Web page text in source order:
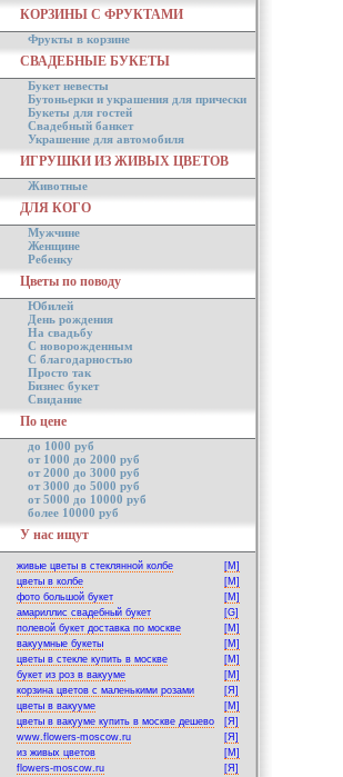
КОРЗИНЫ С ФРУКТАМИ
Фрукты в корзине
СВАДЕБНЫЕ БУКЕТЫ
Букет невесты
Бутоньерки и украшения для прически
Букеты для гостей
Свадебный банкет
Украшение для автомобиля
ИГРУШКИ ИЗ ЖИВЫХ ЦВЕТОВ
Животные
ДЛЯ КОГО
Мужчине
Женщине
Ребенку
Цветы по поводу
Юбилей
День рождения
На свадьбу
С новорожденным
С благодарностью
Просто так
Бизнес букет
Свидание
По цене
до 1000 руб
от 1000 до 2000 руб
от 2000 до 3000 руб
от 3000 до 5000 руб
от 5000 до 10000 руб
более 10000 руб
У нас ищут
живые цветы в стеклянной колбе
[M]
цветы в колбе
[M]
фото большой букет
[M]
амариллис свадебный букет
[G]
полевой букет доставка по москве
[M]
вакуумные букеты
[M]
цветы в стекле купить в москве
[M]
букет из роз в вакууме
[M]
корзина цветов с маленькими розами
[Я]
цветы в вакууме
[M]
цветы в вакууме купить в москве дешево
[Я]
www.flowers-moscow.ru
[Я]
из живых цветов
[M]
flowers-moscow.ru
[Я]